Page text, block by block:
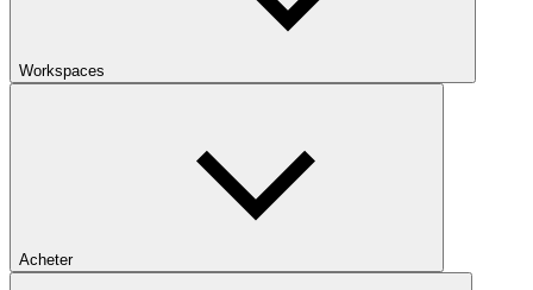
Workspaces
Acheter